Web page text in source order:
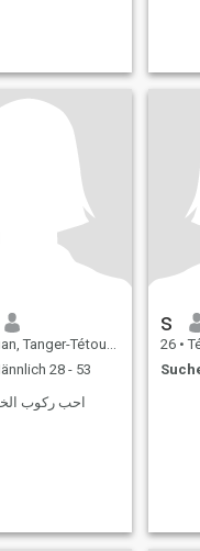
Tétouan, Marokko
28 - 53
احب ركوب
s
26 •